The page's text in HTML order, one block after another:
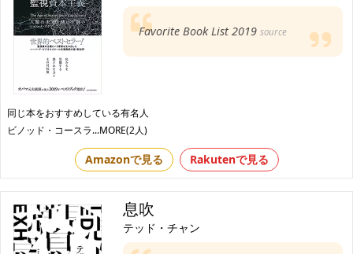
Favorite Book List 2019source
同じ本をおすすめしている有名人
ビノッド・コースラ...MORE(2人)
Amazonで見る Rakutenで見る
息吹
テッド・チャン